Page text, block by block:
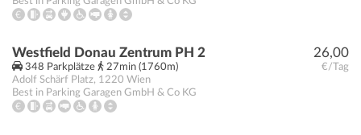
26,00
€/Tag
Westfield Donau Zentrum PH 2
348 Parkplätze
27min (1760m)
Adolf Schärf Platz, 1220 Wien
Best in Parking Garagen GmbH & Co KG